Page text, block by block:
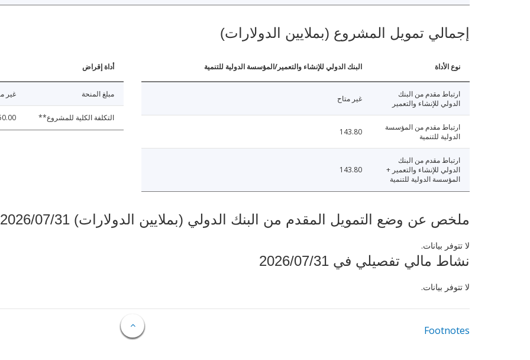
إجمالي تمويل المشروع (بملايين الدولارات)
نوع الأداة البنك الدولي للإنشاء والتعمير/المؤسسة الدولية للتنمية
ارتباط مقدم من البنك
الدولي للإنشاء والتعمير
غير متاح
ارتباط مقدم من المؤسسة
الدولية للتنمية
143.80
ارتباط مقدم من البنك
الدولي للإنشاء والتعمير +
المؤسسة الدولية للتنمية
143.80
أداة إقراض
مبلغ المنحة غير
التكلفة الكلية للمشروع**
ملخص عن وضع التمويل المقدم من البنك الدولي (بملايين الدولارات) 2026/07/31
لا تتوفر بيانات.
نشاط مالي تفصيلي في 2026/07/31
لا تتوفر بيانات.
Footnotes